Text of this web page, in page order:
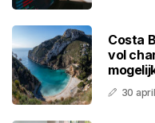
Costa
vol
30